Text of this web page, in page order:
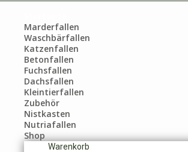
Marderfallen
Waschbärfallen
Katzenfallen
Betonfallen
Fuchsfallen
Dachsfallen
Kleintierfallen
Zubehör
Nistkasten
Nutriafallen
Shop
Warenkorb